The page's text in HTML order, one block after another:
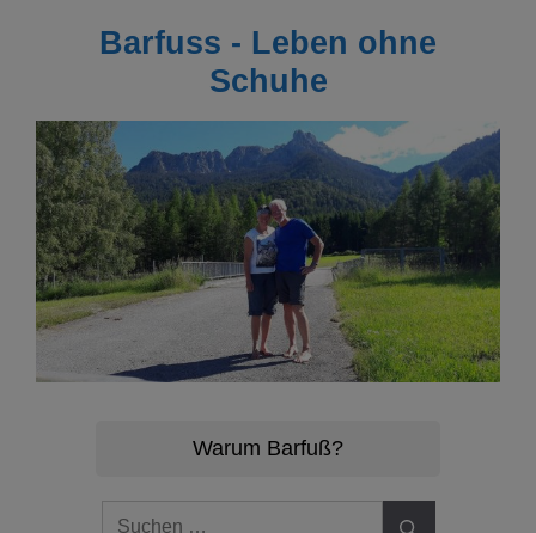
Barfuss - Leben ohne
Schuhe
Warum Barfuß?
Suchen